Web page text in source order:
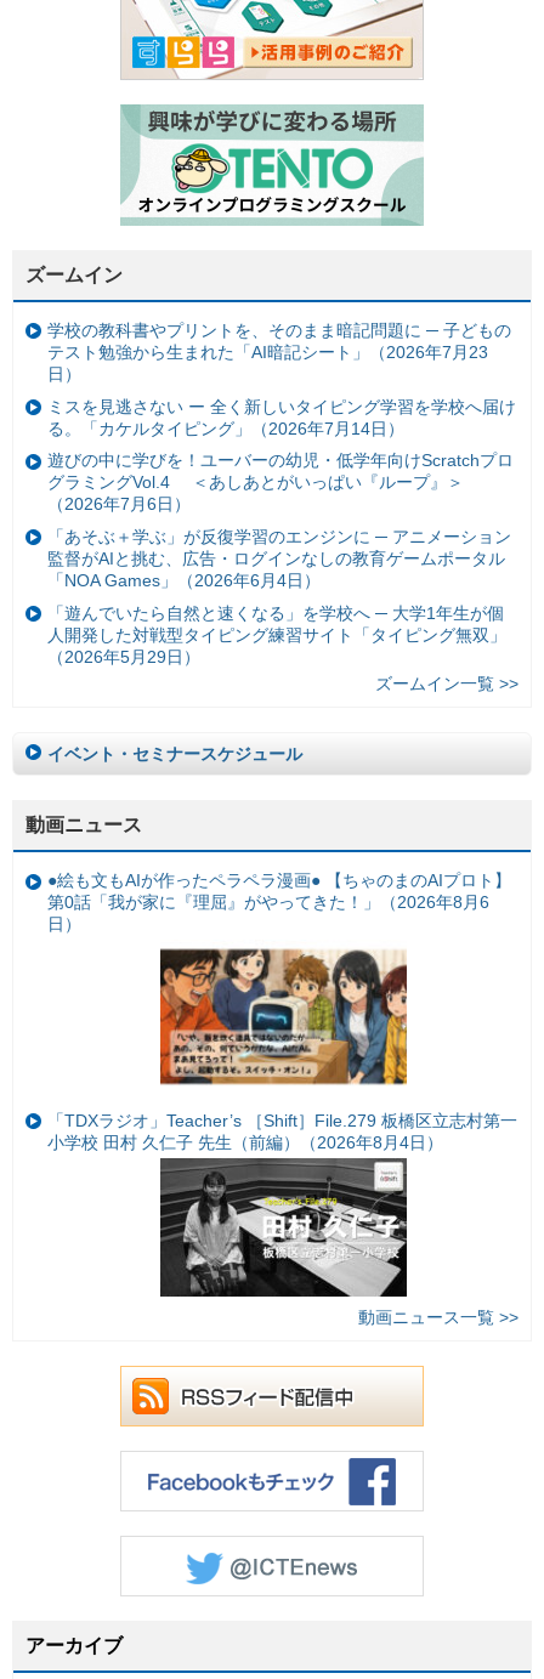
ズームイン
学校の教科書やプリントを、そのまま暗記問題に ─ 子どもの
テスト勉強から生まれた「AI暗記シート」（2026年7月23
日）
ミスを見逃さない ー 全く新しいタイピング学習を学校へ届け
る。「カケルタイピング」（2026年7月14日）
遊びの中に学びを！ユーバーの幼児・低学年向けScratchプロ
グラミングVol.4 ＜あしあとがいっぱい『ループ』＞
（2026年7月6日）
「あそぶ＋学ぶ」が反復学習のエンジンに ─ アニメーション
監督がAIと挑む、広告・ログインなしの教育ゲームポータル
「NOA Games」（2026年6月4日）
「遊んでいたら自然と速くなる」を学校へ ─ 大学1年生が個
人開発した対戦型タイピング練習サイト「タイピング無双」
（2026年5月29日）
ズームイン一覧 >>
イベント・セミナースケジュール
動画ニュース
●絵も文もAIが作ったペラペラ漫画● 【ちゃのまのAIプロト】
第0話「我が家に『理屈』がやってきた！」（2026年8月6
日）
「TDXラジオ」Teacher’s ［Shift］File.279 板橋区立志村第一
小学校 田村 久仁子 先生（前編）（2026年8月4日）
動画ニュース一覧 >>
アーカイブ